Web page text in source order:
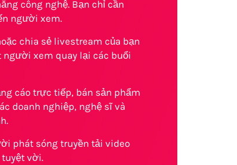
công nghệ. Bạn chỉ cần
người xem.
chia sẻ livestream của bạn
người xem quay lại các buổi
cáo trực tiếp, bán sản phẩm
doanh nghiệp, nghệ sĩ và
phát sóng truyền tải video
vời.